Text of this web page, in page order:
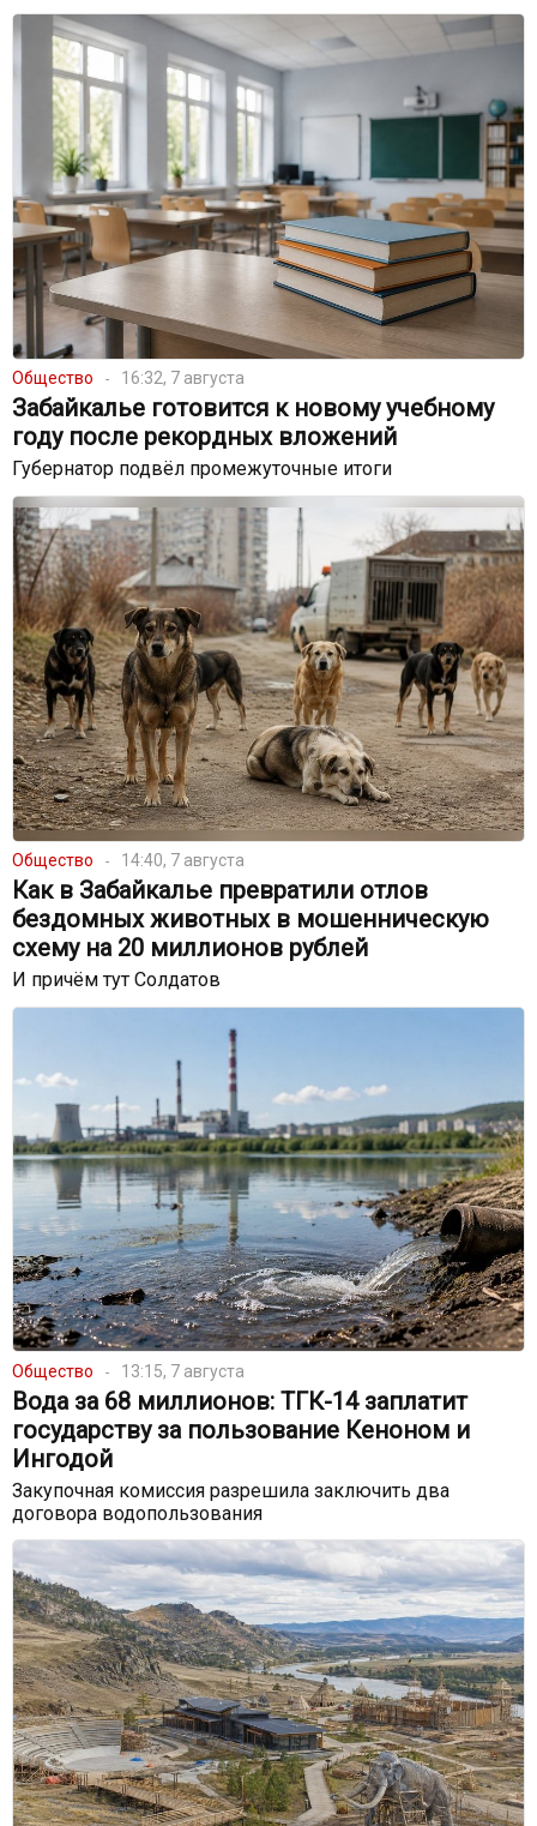
Общество 16:32, 7 августа
Забайкалье готовится к новому учебному
году после рекордных вложений
Губернатор подвёл промежуточные итоги
Общество 14:40, 7 августа
Как в Забайкалье превратили отлов
бездомных животных в мошенническую
схему на 20 миллионов рублей
И причём тут Солдатов
Общество 13:15, 7 августа
Вода за 68 миллионов: ТГК-14 заплатит
государству за пользование Кеноном и
Ингодой
Закупочная комиссия разрешила заключить два
договора водопользования